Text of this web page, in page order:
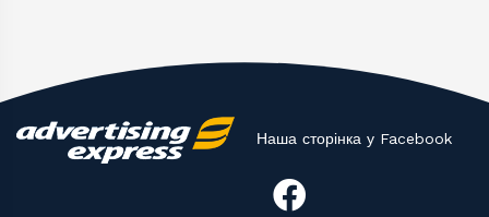
Наша сторінка у Facebook